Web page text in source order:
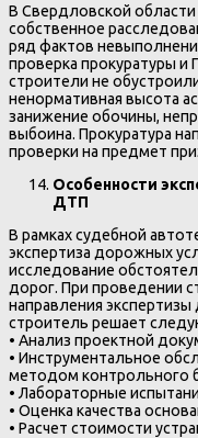
В Свердловской
собственное
ряд фактов
проверка прокуратуры и
строители не
ненормативная высота
занижение обочины,
выбоина. Прокуратура
проверки на предмет
Особенности
ДТП
В рамках судебной
экспертиза дорожных
исследование
дорог. При проведении
направления
строитель решает
• Анализ проектной
• Инструментальное
методом контрольного
• Лабораторные
• Оценка качества
• Расчет стоимости